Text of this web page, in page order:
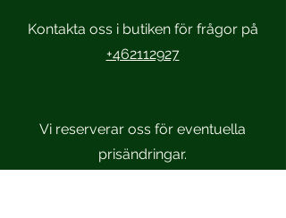
Kontakta oss i butiken för frågor på
+462112927
Vi reserverar oss för eventuella
prisändringar.